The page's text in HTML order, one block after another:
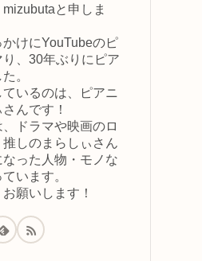
と申しま
けにYouTubeのピ
、30年ぶりにピア
。
いるのは、ピアニ
んです！
ドラマや映画のロ
しのまらしぃさん
った人物・モノな
います。
願いします！